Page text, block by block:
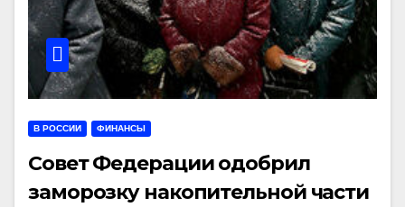
В РОССИИ ФИНАНСЫ
Совет Федерации одобрил
заморозку накопительной части